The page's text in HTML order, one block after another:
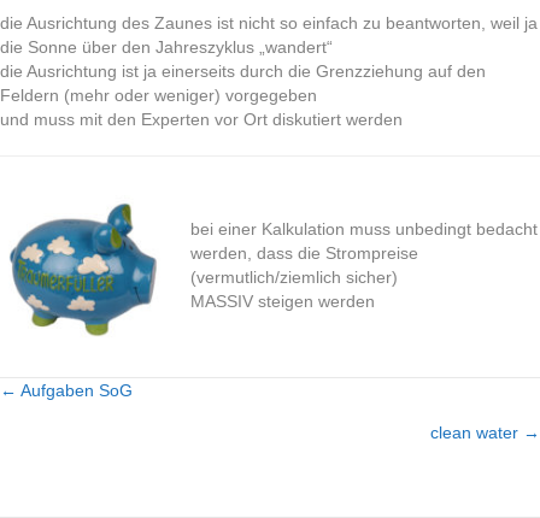
die Ausrichtung des Zaunes ist nicht so einfach zu beantworten, weil ja
die Sonne über den Jahreszyklus „wandert“
die Ausrichtung ist ja einerseits durch die Grenzziehung auf den
Feldern (mehr oder weniger) vorgegeben
und muss mit den Experten vor Ort diskutiert werden
bei einer Kalkulation muss unbedingt bedacht
werden, dass die Strompreise
(vermutlich/ziemlich sicher)
MASSIV steigen werden
Posts
← Aufgaben SoG
clean water →